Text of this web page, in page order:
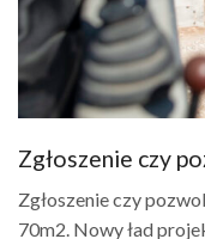
Zgłoszenie czy
Zgłoszenie czy
70m2. Nowy ład